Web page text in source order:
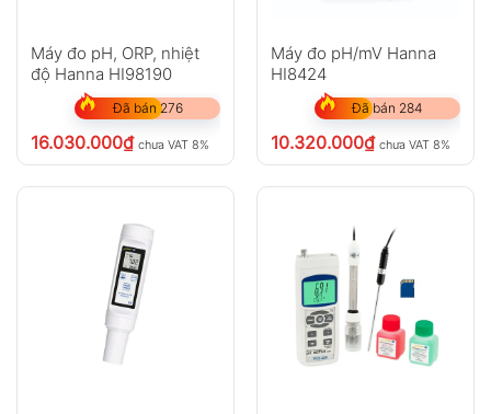
Máy đo pH, ORP, nhiệt
độ Hanna HI98190
Đã bán 276
16.030.000₫ chưa VAT 8%
Máy đo pH/mV Hanna
HI8424
Đã bán 284
10.320.000₫ chưa VAT 8%